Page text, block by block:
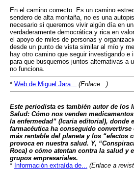
En el camino correcto. Es un camino
sendero de alta montaña, no es una
necesario si queremos vivir algún día en
verdaderamente democrática y rica en
el apoyo de miles de personas y
desde un punto de vista similar al mío y
hay otro camino que seguir investigando e
para que busquemos juntos alternativas a
no funciona.
* Web de Miguel Jara... (Enlace...)
Este periodista es también autor de los
Salud: Cómo nos venden
la enfermedad” (Icaria editorial), donde
farmacéutica ha conseguido
más rentable del planeta y los “efectos
provoca en nuestra salud. Y,
Roca) o cómo atentan contra la salud y
grupos empresariales.
* Información extraída de...
(Enlace a